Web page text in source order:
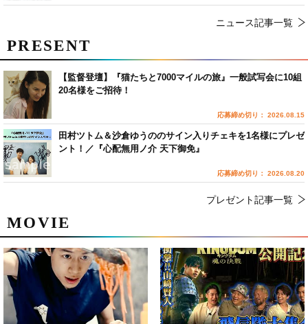
ニュース記事一覧
MOVIE
PRESENT
【監督登壇】『猫たちと7000マイルの旅』一般試写会に10組
20名様をご招待！
応募締め切り： 2026.08.15
田村ツトム＆沙倉ゆうののサイン入りチェキを1名様にプレゼ
ント！／『心配無用ノ介 天下御免』
応募締め切り： 2026.08.20
プレゼント記事一覧